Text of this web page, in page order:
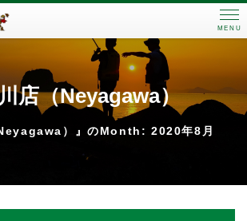
MENU
店（Neyagawa）
Neyagawa）』のMonth: 2020年8月